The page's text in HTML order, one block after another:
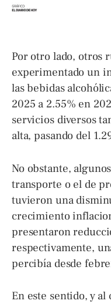
Por otro lado, otros
experimentado un
las bebidas
2025 a 2.55% en
servicios diversos
alta, pasando del
No obstante,
transporte o el de
tuvieron una
crecimiento
presentaron
respectivamente,
percibía desde
En este sentido, y al